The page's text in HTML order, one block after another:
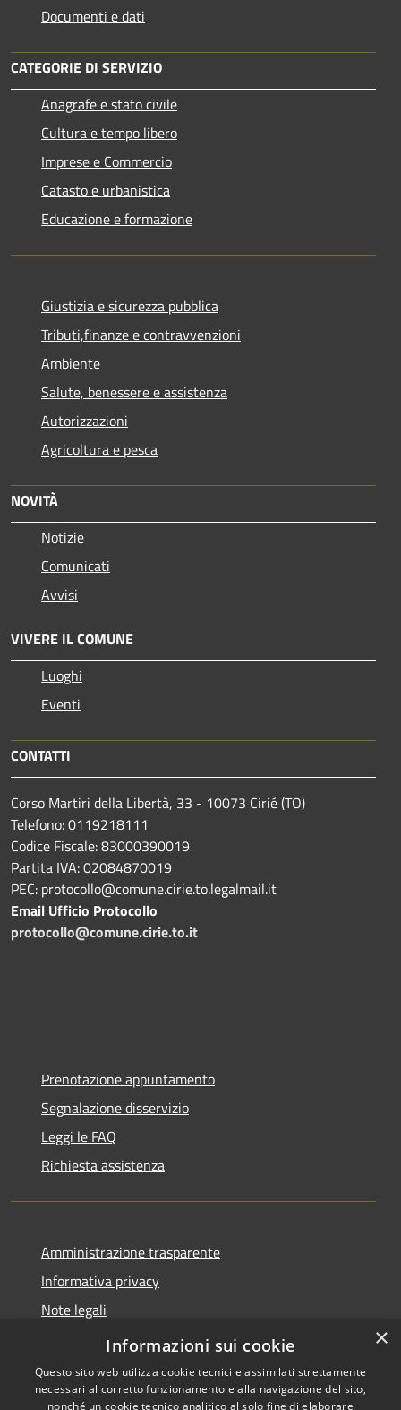
Documenti e dati
CATEGORIE DI SERVIZIO
Anagrafe e stato civile
Cultura e tempo libero
Imprese e Commercio
Catasto e urbanistica
Educazione e formazione
Giustizia e sicurezza pubblica
Tributi,finanze e contravvenzioni
Ambiente
Salute, benessere e assistenza
Autorizzazioni
Agricoltura e pesca
NOVITÀ
Notizie
Comunicati
Avvisi
VIVERE IL COMUNE
Luoghi
Eventi
CONTATTI
Corso Martiri della Libertà, 33 - 10073 Cirié (TO)
Telefono: 0119218111
Codice Fiscale: 83000390019
Partita IVA: 02084870019
PEC: protocollo@comune.cirie.to.legalmail.it
Email Ufficio Protocollo
protocollo@comune.cirie.to.it
Prenotazione appuntamento
Segnalazione disservizio
Leggi le FAQ
Richiesta assistenza
Amministrazione trasparente
Informativa privacy
Note legali
Dichiarazione di accessibilità
×
Informazioni sui cookie
Questo sito web utilizza cookie tecnici e assimilati strettamente
necessari al corretto funzionamento e alla navigazione del sito,
nonché un cookie tecnico analitico al solo fine di elaborare